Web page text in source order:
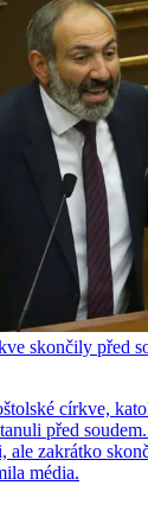
skončily před
církve,
před
ale zakrátko
média.